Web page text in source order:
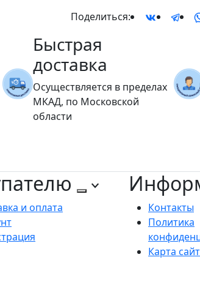
Поделиться:
Быстрая
доставка
Осуществляется в пределах
МКАД, по Московской
области
и оплата
Контакты
Политика
Карта